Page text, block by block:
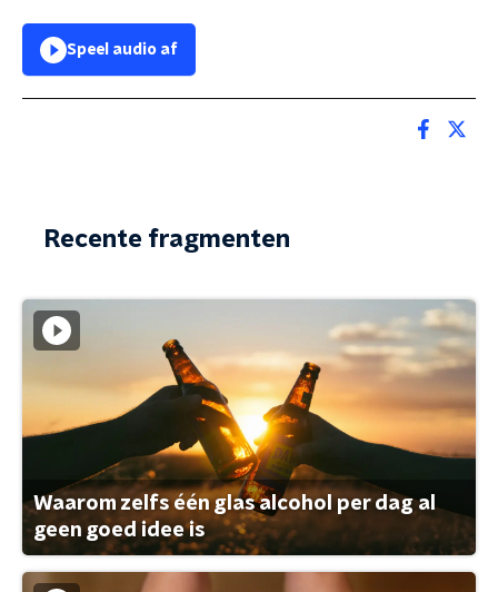
Speel audio af
Recente fragmenten
Waarom zelfs één glas alcohol per dag al
geen goed idee is